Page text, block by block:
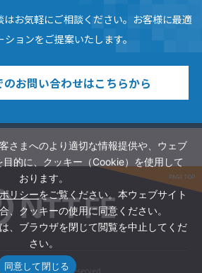
はお気軽にご相談ください。お客様に最適
ションをご提案いたします。
のお問い合わせはこちらから
FE Inc. All Rights Reserved.
さまへのより適切な情報提供や、ウェブ
的に、クッキー（Cookie）を使用して
おります。
リシーをご覧ください。本ウェブサイト
、クッキーの使用に同意ください。
、ブラウザを閉じて閲覧を中止してくだ
さい。
同意して閉じる